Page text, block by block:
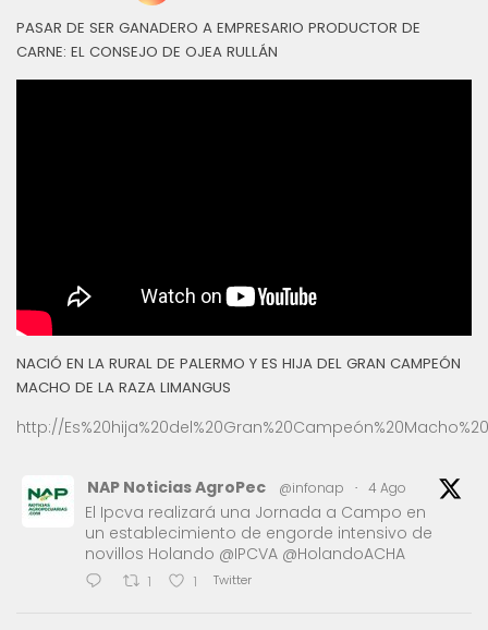
PASAR DE SER GANADERO A EMPRESARIO PRODUCTOR DE
CARNE: EL CONSEJO DE OJEA RULLÁN
NACIÓ EN LA RURAL DE PALERMO Y ES HIJA DEL GRAN CAMPEÓN
MACHO DE LA RAZA LIMANGUS
http://
NAP Noticias AgroPec @infonap · 4 Ago
El Ipcva realizará una Jornada a Campo en
un establecimiento de engorde intensivo de
novillos Holando @IPCVA @HolandoACHA
1 1 Twitter